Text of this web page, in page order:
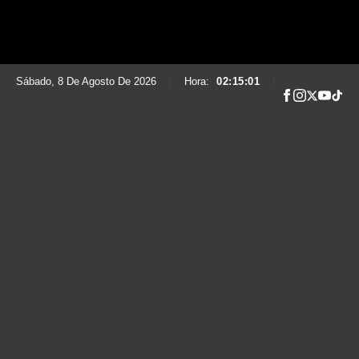
Sábado, 8 De Agosto De 2026 Hora: 02:15:02